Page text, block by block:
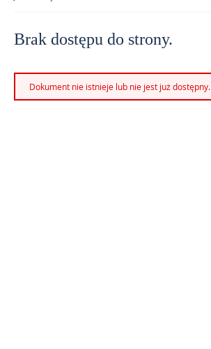
Brak dostępu do strony.
Dokument nie istnieje lub nie jest już dostępny.